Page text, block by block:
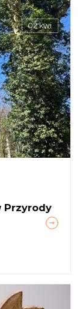
02 kwi
Przyrody